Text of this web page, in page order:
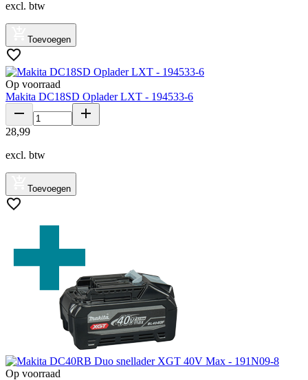
excl. btw
Toevoegen
Op voorraad
Makita DC18SD Oplader LXT - 194533-6
28,99
excl. btw
Toevoegen
Op voorraad